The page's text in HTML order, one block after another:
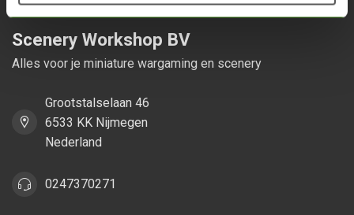
Scenery Workshop BV
Alles voor je miniature wargaming en scenery
Grootstalselaan 46
6533 KK Nijmegen
Nederland
0247370271